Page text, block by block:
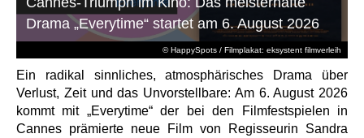
© HappySpots / Filmplakat: eksystent filmverleih
Drama „Everytime“ startet am 6. August 2026
Ein radikal sinnliches, atmosphärisches Drama über
Verlust, Zeit und das Unvorstellbare: Am 6. August 2026
kommt mit „Everytime“ der bei den Filmfestspielen in
Cannes prämierte neue Film von Regisseurin Sandra